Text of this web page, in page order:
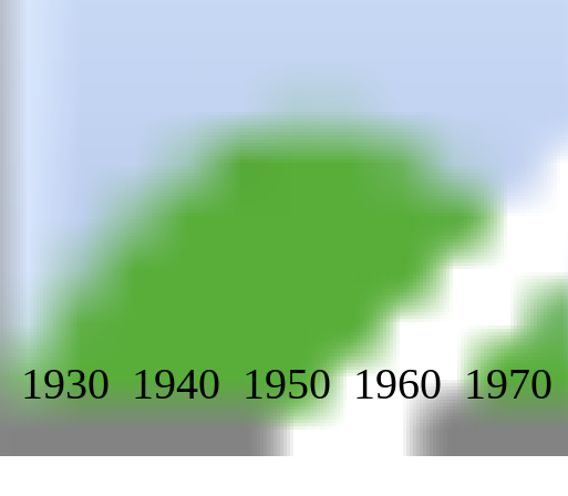
1930 1940 1950 1960 1970